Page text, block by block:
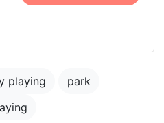
playing
park